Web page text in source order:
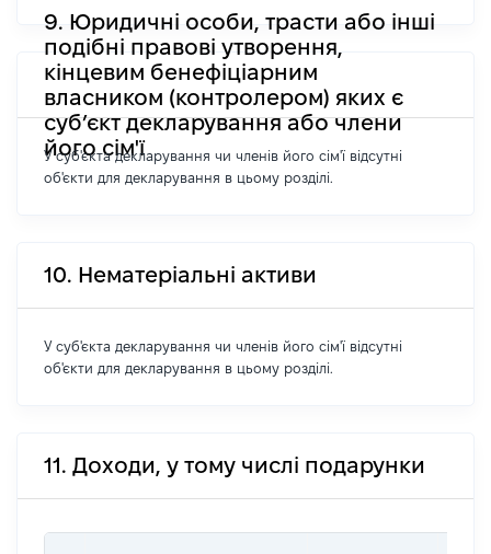
9. Юридичні особи, трасти або інші
подібні правові утворення,
кінцевим бенефіціарним
власником (контролером) яких є
суб’єкт декларування або члени
його сім'ї
У суб'єкта декларування чи членів його сім'ї відсутні
об'єкти для декларування в цьому розділі.
10. Нематеріальні активи
У суб'єкта декларування чи членів його сім'ї відсутні
об'єкти для декларування в цьому розділі.
11. Доходи, у тому числі подарунки